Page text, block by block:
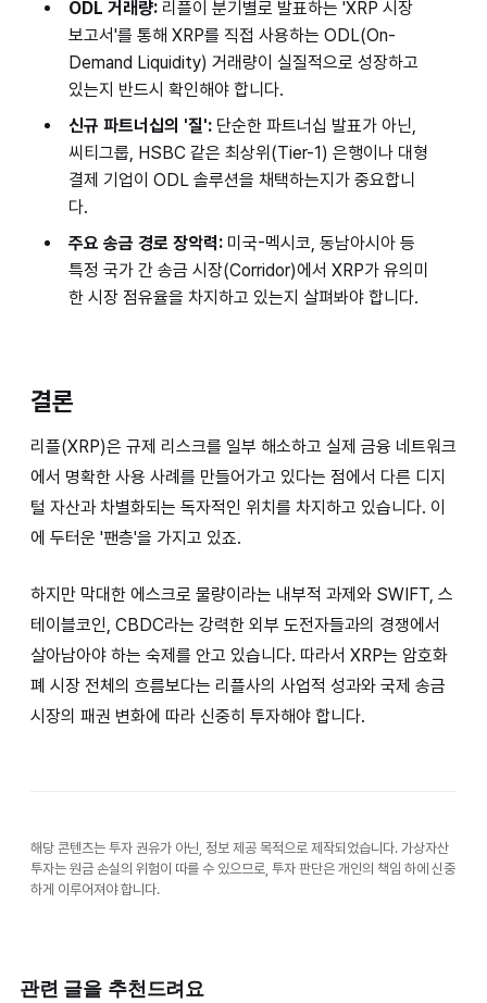
ODL 거래량: 리플이 분기별로 발표하는 'XRP 시장
보고서'를 통해 XRP를 직접 사용하는 ODL(On-
Demand Liquidity) 거래량이 실질적으로 성장하고
있는지 반드시 확인해야 합니다.
신규 파트너십의 '질': 단순한 파트너십 발표가 아닌,
씨티그룹, HSBC 같은 최상위(Tier-1) 은행이나 대형
결제 기업이 ODL 솔루션을 채택하는지가 중요합니
다.
주요 송금 경로 장악력: 미국-멕시코, 동남아시아 등
특정 국가 간 송금 시장(Corridor)에서 XRP가 유의미
한 시장 점유율을 차지하고 있는지 살펴봐야 합니다.
결론
리플(XRP)은 규제 리스크를 일부 해소하고 실제 금융 네트워크
에서 명확한 사용 사례를 만들어가고 있다는 점에서 다른 디지
털 자산과 차별화되는 독자적인 위치를 차지하고 있습니다. 이
에 두터운 '팬층'을 가지고 있죠.
하지만 막대한 에스크로 물량이라는 내부적 과제와 SWIFT, 스
테이블코인, CBDC라는 강력한 외부 도전자들과의 경쟁에서
살아남아야 하는 숙제를 안고 있습니다. 따라서 XRP는 암호화
폐 시장 전체의 흐름보다는 리플사의 사업적 성과와 국제 송금
시장의 패권 변화에 따라 신중히 투자해야 합니다.
해당 콘텐츠는 투자 권유가 아닌, 정보 제공 목적으로 제작되었습니다. 가상자산
투자는 원금 손실의 위험이 따를 수 있으므로, 투자 판단은 개인의 책임 하에 신중
하게 이루어져야 합니다.
관련 글을 추천드려요